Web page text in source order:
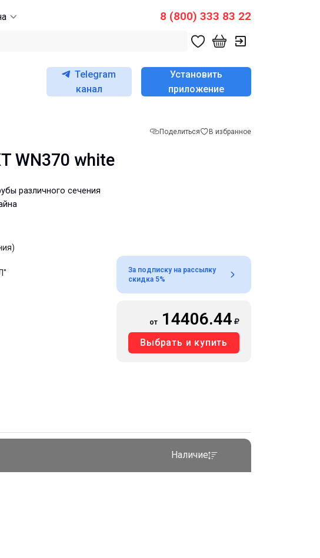
8 (800) 333 83 22
Telegram
канал
Установить
приложение
Поделиться В избранное
WN370 white
различного сечения
За подписку на рассылку
скидка 5%
от 14406.44
Выбрать и купить
Наличие